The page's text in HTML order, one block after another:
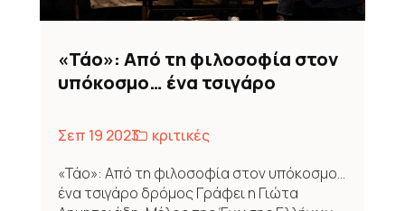
«Τάο»: Από τη φιλοσοφία στον
υπόκοσμο… ένα τσιγάρο
Σεπ 19 2023
κριτικές
«Τάο»: Από τη φιλοσοφία στον υπόκοσμο…
ένα τσιγάρο δρόμος Γράφει η Γιώτα